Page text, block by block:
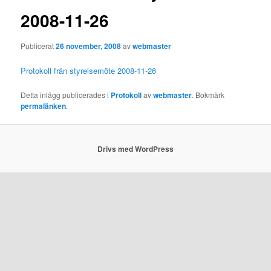
2008-11-26
Publicerat26 november, 2008avwebmaster
Protokoll från styrelsemöte 2008-11-26
Detta inlägg publicerades i Protokollavwebmaster. Bokmärk
permalänken.
Drivs med WordPress